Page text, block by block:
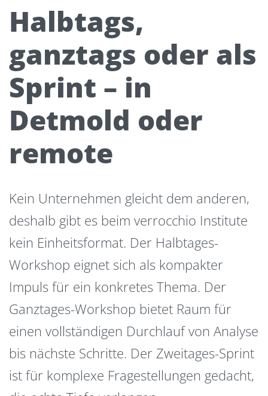
Halbtags,
ganztags oder als
Sprint – in
Detmold oder
remote
Kein Unternehmen gleicht dem anderen,
deshalb gibt es beim verrocchio Institute
kein Einheitsformat. Der Halbtages-
Workshop eignet sich als kompakter
Impuls für ein konkretes Thema. Der
Ganztages-Workshop bietet Raum für
einen vollständigen Durchlauf von Analyse
bis nächste Schritte. Der Zweitages-Sprint
ist für komplexe Fragestellungen gedacht,